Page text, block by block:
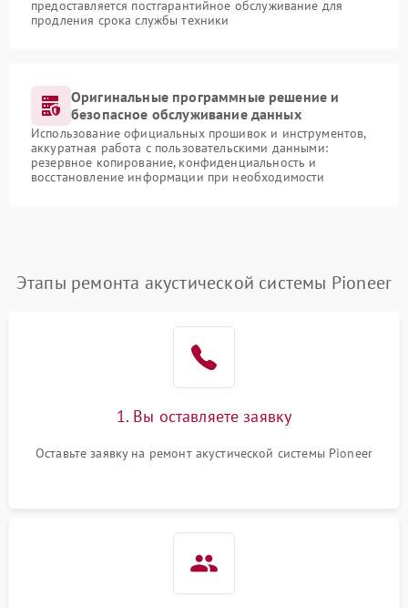
предоставляется постгарантийное обслуживание для
продления срока службы техники
Оригинальные программные решение и
безопасное обслуживание данных
Использование официальных прошивок и инструментов,
аккуратная работа с пользовательскими данными:
резервное копирование, конфиденциальность и
восстановление информации при необходимости
Этапы ремонта акустической системы Pioneer
1. Вы оставляете заявку
Оставьте заявку на ремонт акустической системы Pioneer